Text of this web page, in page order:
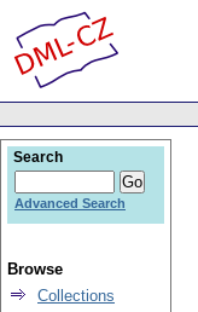
Search
Advanced Search
Browse
Collections